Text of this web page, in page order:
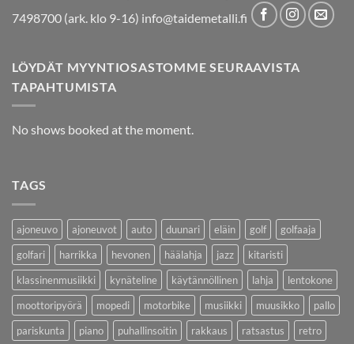
7498700 (ark. klo 9-16) info@taidemetalli.fi
LÖYDÄT MYYNTIOSASTOMME SEURAAVISTA
TAPAHTUMISTA
No shows booked at the moment.
TAGS
ajoneuvo ajoneuvot auto duunari eläin golf
golfaaja
golfari
harrikka hevonen häälahja jazz
kitaristi
klassinenmusiikki
kynäteline käytännöllinen lahja
lentokone
moottoripyörä
mopedi motorbike musiikki muusikko
pallo
pariskunta
piano puhallinsoitin rakkaus ratsastus retro